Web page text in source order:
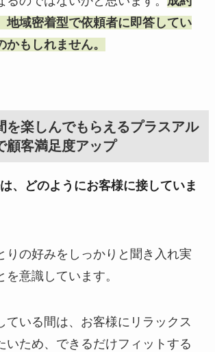
地域密着型で依頼者に即答してい
かもしれません。
を楽しんでもらえるプラスアル
顧客満足度アップ
、どのようにお客様に接していま
りの好みをしっかりと聞き入れ実
意識しています。
ている間は、お客様にリラックス
いため、できるだけフィットする